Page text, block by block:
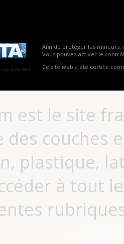
Afin de protéger les mineurs,
Vous pouvez activer le
Ce site web a été certifié
est le site
des couches
plastique,
à tout